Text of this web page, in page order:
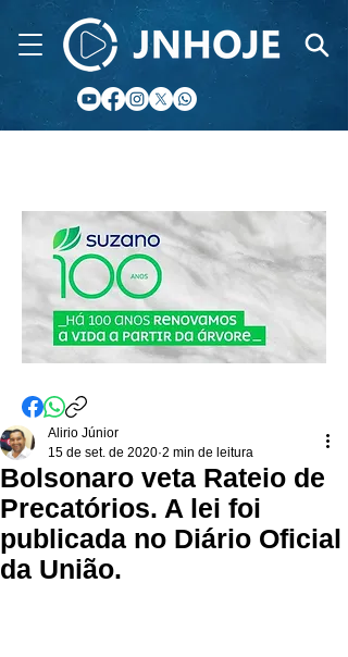
Bolsonaro veta Rateio de
Precatórios. A lei foi
publicada no Diário Oficial
da União.
Alirio Júnior
15 de set. de 2020 2 min de leitura